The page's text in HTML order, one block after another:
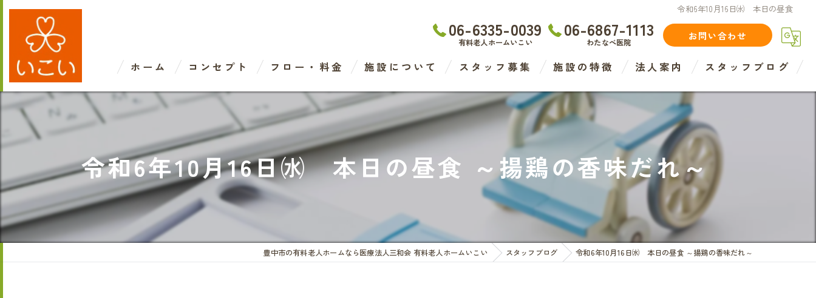
令和6年10月16日㈬ 本日の昼食
06-6335-0039
有料老人ホームいこい
06-6867-1113
わたなべ医院
お問い合わせ
ホーム コンセプト フロー・料金 施設について
わたなべ医院
デイケアセンター
有料老人ホーム
スタッフ募集 施設の特徴
住宅型
介護度
認知症度
医療法人
法人案内 スタッフブログ
令和6年10月16日㈬ 本日の昼食 ～揚鶏の香味だれ～
豊中市の有料老人ホームなら医療法人三和会 有料老人ホームいこい スタッフブログ 令和6年10月16日㈬ 本日の昼食 ～揚鶏の香味だれ～